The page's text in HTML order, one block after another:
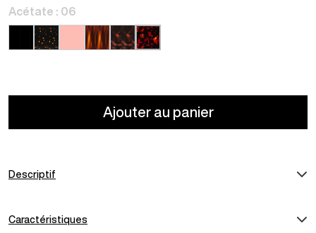
Acétate : 06
01
17 22 55B 53 06
Ajouter au panier
Descriptif
Caractéristiques